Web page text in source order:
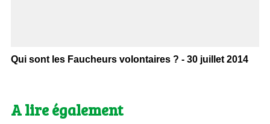
Qui sont les Faucheurs volontaires ? - 30 juillet 2014
A lire également